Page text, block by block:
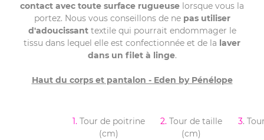
contact avec toute surface rugueuse lorsque vous la
portez. Nous vous conseillons de ne pas utiliser
d'adoucissanttextile qui pourrait endommager le
tissu dans lequel elle est confectionnée et de la laver
dans un filet à linge.
Haut du corps et pantalon - Eden by Pénélope
1. Tour de poitrine
(cm)
2. Tour de taille
(cm)
3.